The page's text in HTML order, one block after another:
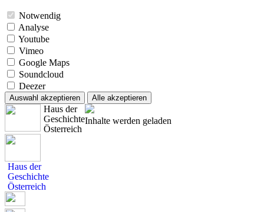
Notwendig
Analyse
Youtube
Vimeo
Google Maps
Soundcloud
Deezer
Auswahl akzeptieren Alle akzeptieren
Haus der
Geschichte
Österreich
Inhalte werden geladen
Haus der
Geschichte
Österreich